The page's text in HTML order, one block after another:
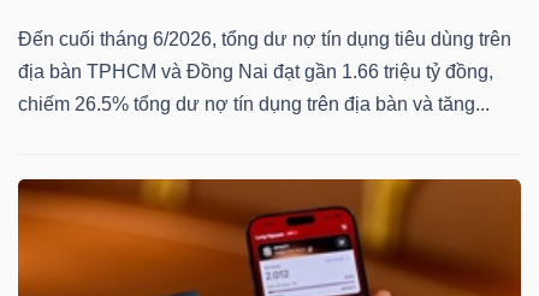
Đến cuối tháng 6/2026, tổng dư nợ tín dụng tiêu dùng trên
địa bàn TPHCM và Đồng Nai đạt gần 1.66 triệu tỷ đồng,
chiếm 26.5% tổng dư nợ tín dụng trên địa bàn và tăng...